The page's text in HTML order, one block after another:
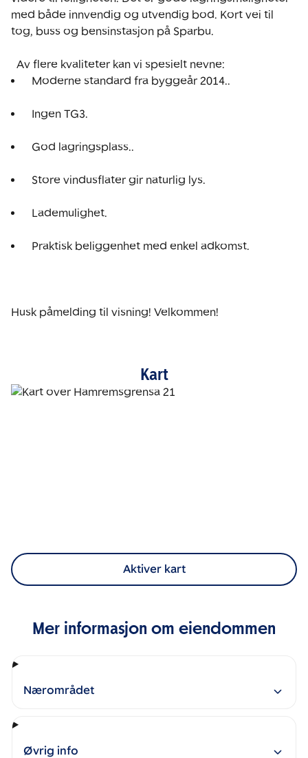
med både innvendig og utvendig bod. Kort vei til
tog, buss og bensinstasjon på Sparbu.
  Moderne standard fra byggeår 2014..
  Ingen TG3.
  God lagringsplass..
  Store vindusflater gir naturlig lys.
  Lademulighet.
  Praktisk beliggenhet med enkel adkomst.
Husk påmelding til visning! Velkommen!
Kart
Aktiver kart
Mer informasjon om eiendommen
Nærområdet
Øvrig info